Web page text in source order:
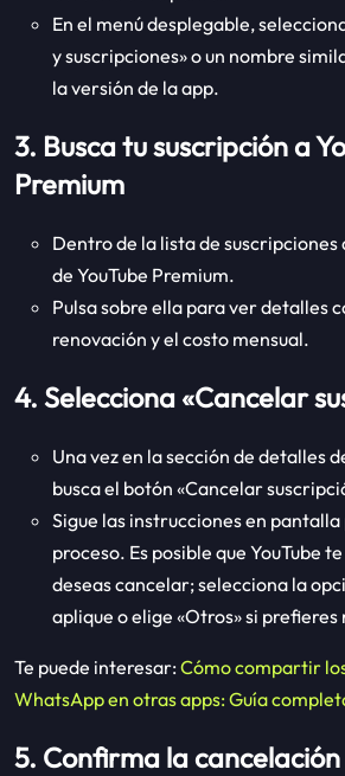
En el menú desplegable,
y suscripciones» o un nombre
la versión de la app.
3. Busca tu suscripción a
Premium
Dentro de la lista de
de YouTube Premium.
Pulsa sobre ella para ver detalles
renovación y el costo mensual.
4. Selecciona «Cancelar
Una vez en la sección de detalles
busca el botón «Cancelar
Sigue las instrucciones en
proceso. Es posible que YouTube
deseas cancelar; selecciona la
aplique o elige «Otros» si
Te puede interesar: Cómo compartir
WhatsApp en otras apps: Guía
5. Confirma la cancelación